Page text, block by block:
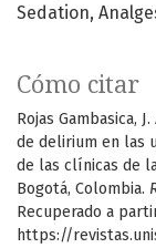
Sedation
Cómo citar
Rojas Gambasica,
de delirium en las
de las clínicas de
Bogotá, Colombia.
Recuperado a
https://